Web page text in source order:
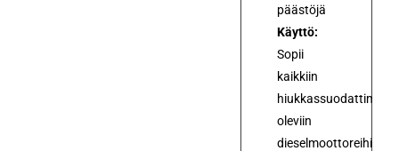
päästöjä
Käyttö:
Sopii
kaikkiin
hiukkassuodattimilla
oleviin
dieselmoottoreihin,